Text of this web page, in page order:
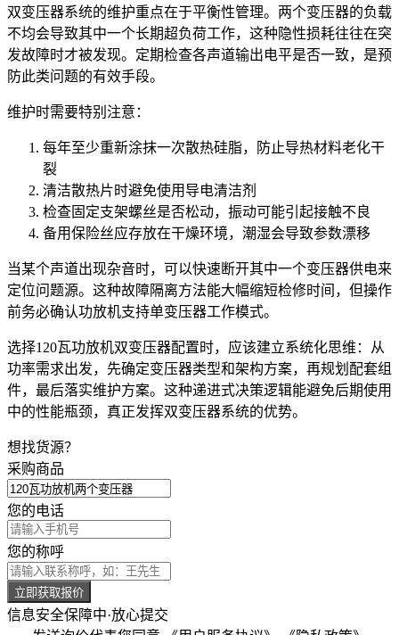
双变压器系统的维护重点在于平衡性管理。两个变压器的负载
不均会导致其中一个长期超负荷工作，这种隐性损耗往往在突
发故障时才被发现。定期检查各声道输出电平是否一致，是预
防此类问题的有效手段。
维护时需要特别注意：
每年至少重新涂抹一次散热硅脂，防止导热材料老化干
裂
清洁散热片时避免使用导电清洁剂
检查固定支架螺丝是否松动，振动可能引起接触不良
备用保险丝应存放在干燥环境，潮湿会导致参数漂移
当某个声道出现杂音时，可以快速断开其中一个变压器供电来
定位问题源。这种故障隔离方法能大幅缩短检修时间，但操作
前务必确认功放机支持单变压器工作模式。
选择120瓦功放机双变压器配置时，应该建立系统化思维：从
功率需求出发，先确定变压器类型和架构方案，再规划配套组
件，最后落实维护方案。这种递进式决策逻辑能避免后期使用
中的性能瓶颈，真正发挥双变压器系统的优势。
想找货源？
采购商品
您的电话
您的称呼
立即获取报价
信息安全保障中·放心提交